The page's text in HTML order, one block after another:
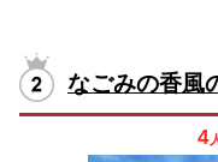
なごみの香
4